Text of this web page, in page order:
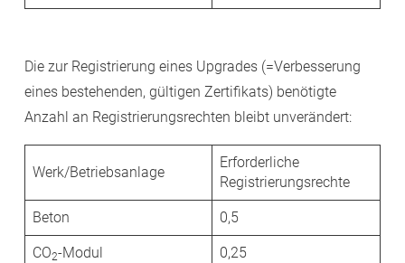
Die zur Registrierung eines Upgrades (=Verbesserung
eines bestehenden, gültigen Zertifikats) benötigte
Anzahl an Registrierungsrechten bleibt unverändert:
Werk/Betriebsanlage
Erforderliche
Registrierungsrechte
Beton 0,5
CO2-Modul 0,25